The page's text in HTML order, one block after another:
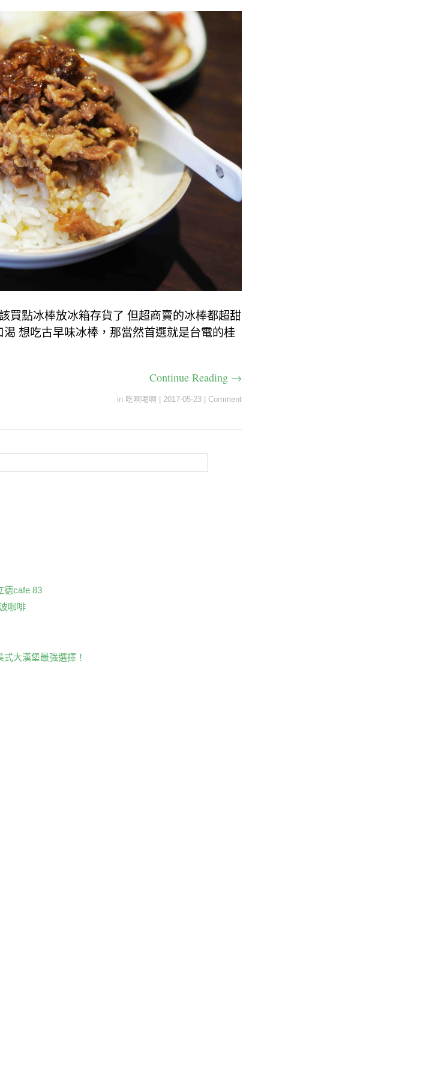
買點冰棒放冰箱存貨了 但超商賣的冰棒都超甜
想吃古早味冰棒，那當然首選就是台電的桂
Continue Reading →
in 吃啊喝啊 | 2017-05-23 | Comment
德cafe 83
咖啡
大漢堡最強選擇！